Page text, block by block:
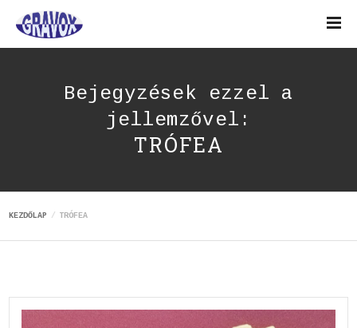
Bejegyzések ezzel a
jellemzővel:
TRÓFEA
KEZDŐLAP TRÓFEA